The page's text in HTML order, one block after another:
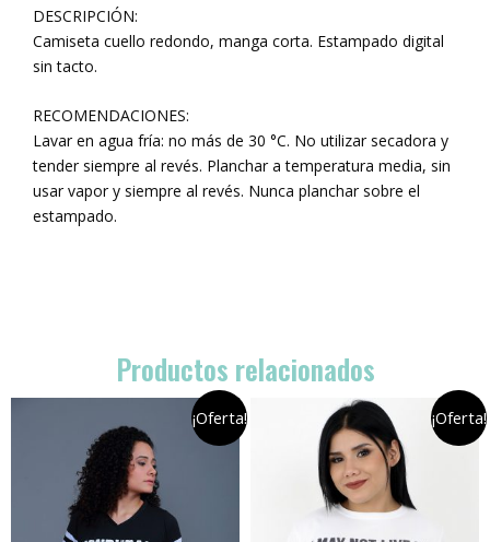
DESCRIPCIÓN:
Camiseta cuello redondo, manga corta. Estampado digital
sin tacto.
RECOMENDACIONES:
Lavar en agua fría: no más de 30 °C. No utilizar secadora y
tender siempre al revés. Planchar a temperatura media, sin
usar vapor y siempre al revés. Nunca planchar sobre el
estampado.
Productos relacionados
¡Oferta! ¡Oferta!